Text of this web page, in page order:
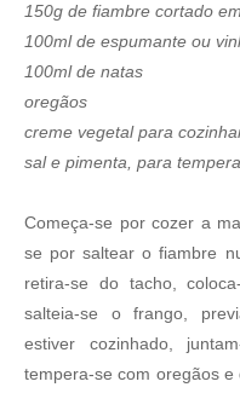
150g de fiambre cortado
100ml de espumante ou
100ml de natas
oregãos
creme vegetal para
sal e pimenta, para
Começa-se por cozer a
se por saltear o fiambre
retira-se do tacho,
salteia-se o frango,
estiver cozinhado,
tempera-se com oregãos